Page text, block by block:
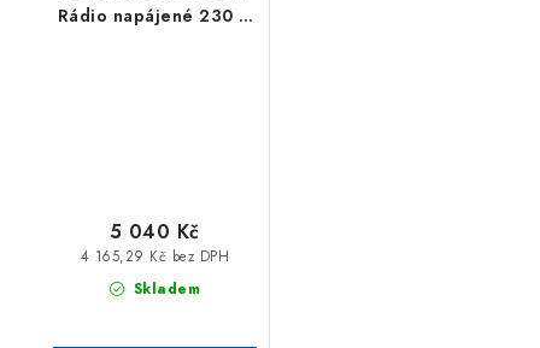
Rádio napájené 230 V
bluetooth
Skladem
4 165,29 Kč bez DPH
5 040 Kč